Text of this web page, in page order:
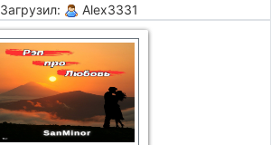
Загрузил:
Alex3331